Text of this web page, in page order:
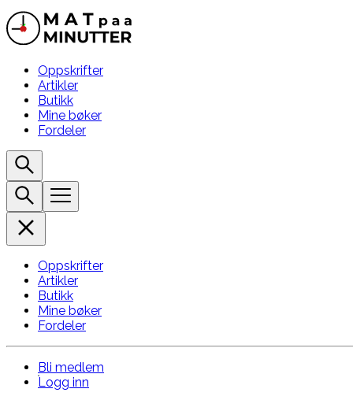
Oppskrifter
Artikler
Butikk
Mine bøker
Fordeler
Oppskrifter
Artikler
Butikk
Mine bøker
Fordeler
Bli medlem
Logg inn